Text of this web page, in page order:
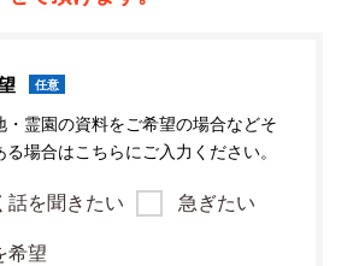
任意
・霊園の資料をご希望の場合などそ
場合はこちらにご入力ください。
話を聞きたい 急ぎたい
希望